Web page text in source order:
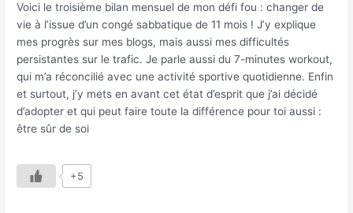
Voici le troisième bilan mensuel de mon défi fou : changer de
vie à l’issue d’un congé sabbatique de 11 mois ! J’y explique
mes progrès sur mes blogs, mais aussi mes difficultés
persistantes sur le trafic. Je parle aussi du 7-minutes workout,
qui m’a réconcilié avec une activité sportive quotidienne. Enfin
et surtout, j’y mets en avant cet état d’esprit que j’ai décidé
d’adopter et qui peut faire toute la différence pour toi aussi :
être sûr de soi
+5